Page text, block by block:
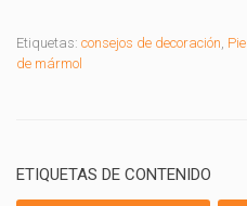
Etiquetas: consejos de decoración
de mármol
ETIQUETAS DE CONTENIDO